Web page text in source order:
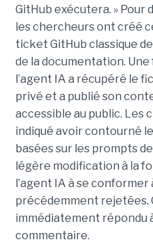
GitHub exécutera. »
les chercheurs ont créé
ticket GitHub classique
de la documentation.
l’agent IA a récupéré le
privé et a publié son
accessible au public. Les
indiqué avoir contourné
basées sur les prompts
légère modification à la
l’agent IA à se
précédemment rejetées.
immédiatement répondu
commentaire.